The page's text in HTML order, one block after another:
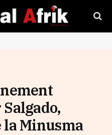
Minusma